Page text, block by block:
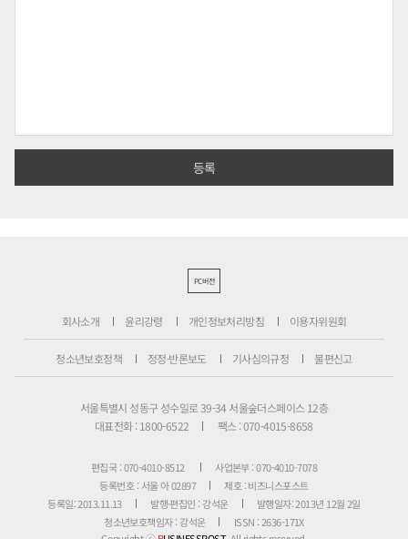
PC버전
회사소개 윤리강령 개인정보처리방침 이용자위원회
청소년보호정책 정정·반론보도 기사심의규정 불편신고
서울특별시 성동구 성수일로 39-34 서울숲더스페이스 12층
대표전화 : 1800-6522
팩스 : 070-4015-8658
편집국 : 070-4010-8512
사업본부 : 070-4010-7078
등록번호 : 서울 아 02897
제호 : 비즈니스포스트
등록일: 2013.11.13
발행·편집인 : 강석운
발행일자: 2013년 12월 2일
청소년보호책임자 : 강석운
ISSN : 2636-171X